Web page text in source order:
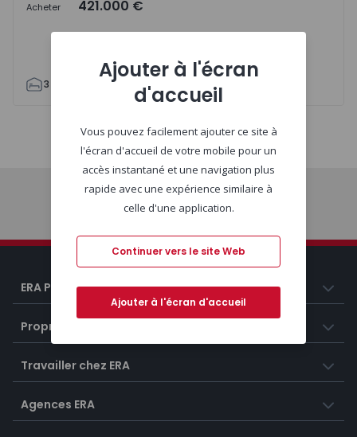
Acheter 421.000 €
3 100 100
Carte Liste
Début
ERA Portugal
Propriétés
Travailler chez ERA
Agences ERA
Ajouter à l'écran
d'accueil
Vous pouvez facilement ajouter ce site à
l'écran d'accueil de votre mobile pour un
accès instantané et une navigation plus
rapide avec une expérience similaire à
celle d'une application.
Continuer vers le site Web
Ajouter à l'écran d'accueil